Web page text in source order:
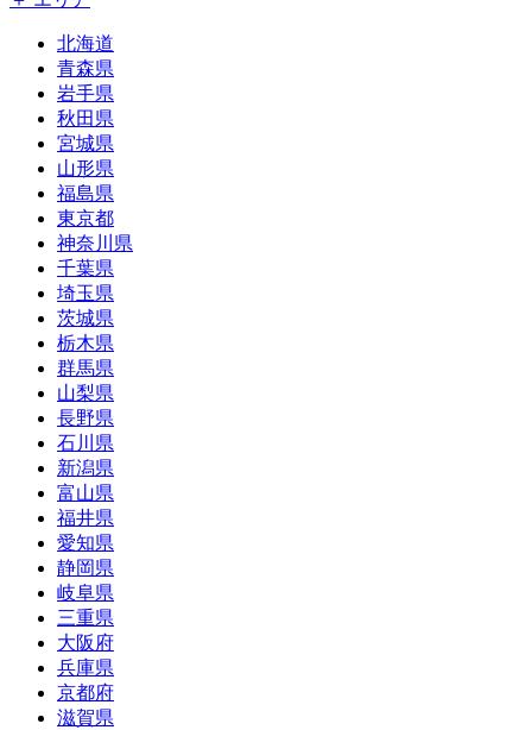
北海道
青森県
岩手県
秋田県
宮城県
山形県
福島県
東京都
神奈川県
千葉県
埼玉県
茨城県
栃木県
群馬県
山梨県
長野県
石川県
新潟県
富山県
福井県
愛知県
静岡県
岐阜県
三重県
大阪府
兵庫県
京都府
滋賀県